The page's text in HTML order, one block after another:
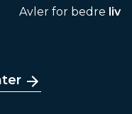
Avler for bedre liv